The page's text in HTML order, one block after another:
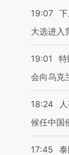
19:07
大选进入
19:01
特
会向乌克
18:24
候任中国
17:45